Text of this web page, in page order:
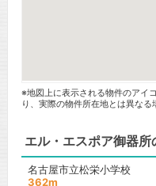
※地図上に表示される物件のアイ
り、実際の物件所在地とは異なる
エル・エスポア御器所
名古屋市立松栄小学校
362m